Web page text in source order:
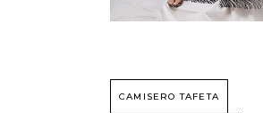
CAMISERO TAFETA